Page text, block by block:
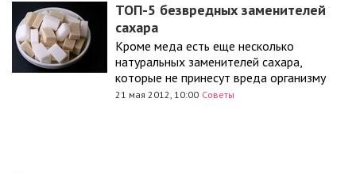
ТОП-5 безвредных заменителей
сахара
Кроме меда есть еще несколько
натуральных заменителей сахара,
которые не принесут вреда организму
21 мая 2012, 10:00 Советы